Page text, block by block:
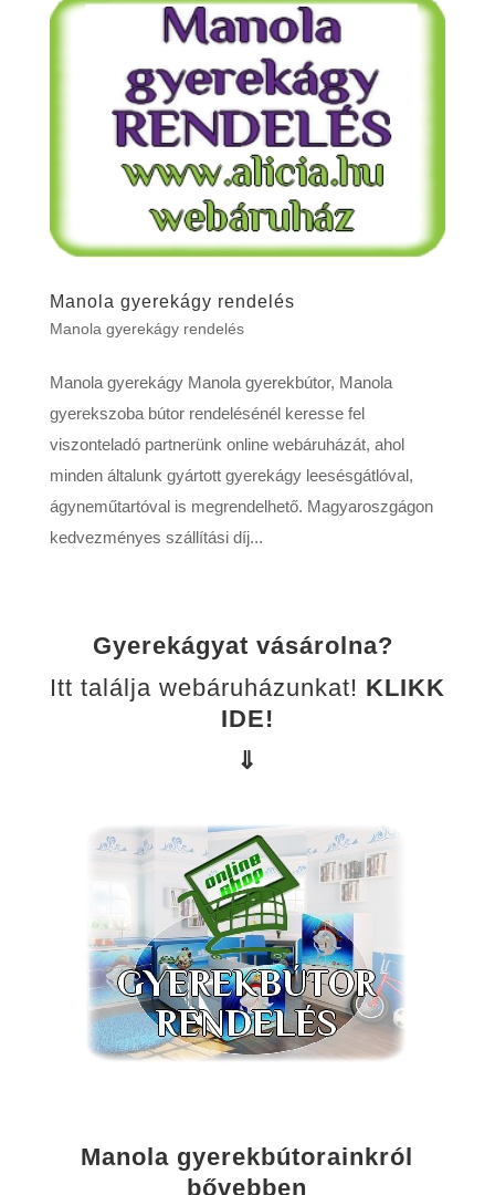
Manola gyerekágy rendelés
Manola gyerekágy rendelés
Manola gyerekágy Manola gyerekbútor, Manola
gyerekszoba bútor rendelésénél keresse fel
viszonteladó partnerünk online webáruházát, ahol
minden általunk gyártott gyerekágy leesésgátlóval,
ágyneműtartóval is megrendelhető. Magyaroszgágon
kedvezményes szállítási díj...
Gyerekágyat vásárolna?
Itt találja webáruházunkat! KLIKK
IDE!
⇓
Manola gyerekbútorainkról
bővebben